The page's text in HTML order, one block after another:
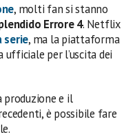
, molti fan si stanno
Errore 4. Netflix
serie, ma la piattaforma
ufficiale per l’uscita dei
e il
è possibile fare